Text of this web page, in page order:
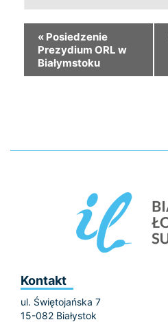
« Posiedzenie
Prezydium ORL w
Białymstoku
Kontakt
ul. Świętojańska 7
15-082 Białystok